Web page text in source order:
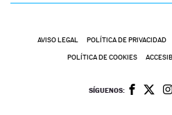
AVISO LEGAL POLÍTICA DE PRIVACIDAD
POLÍTICA DE COOKIES
SÍGUENOS: